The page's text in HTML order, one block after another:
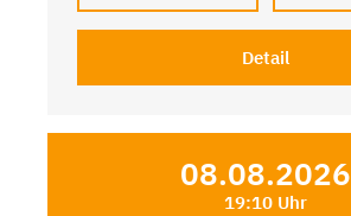
Detail
08.08.2026
19:10 Uhr